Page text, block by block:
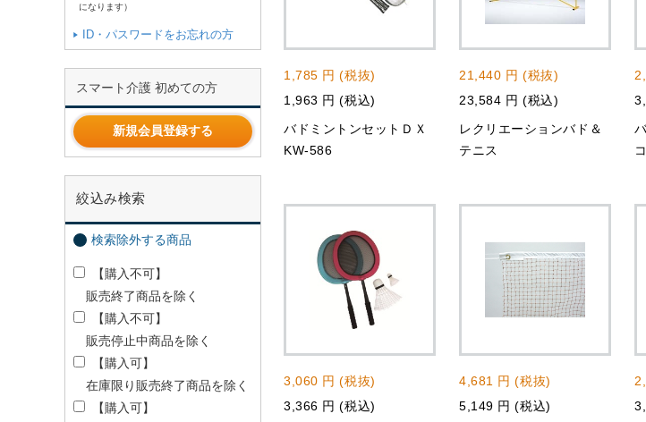
になります）
ID・パスワードをお忘れの方
スマート介護 初めての方
新規会員登録する
絞込み検索
検索除外する商品
【購入不可】
販売終了商品を除く
【購入不可】
販売停止中商品を除く
【購入可】
在庫限り販売終了商品を除く
【購入可】
1,785 円 (税抜)
1,963 円 (税込)
バドミントンセットＤＸ
KW-586
21,440 円 (税抜)
23,584 円 (税込)
レクリエーションバド＆
テニス
3,060 円 (税抜)
3,366 円 (税込)
4,681 円 (税抜)
5,149 円 (税込)